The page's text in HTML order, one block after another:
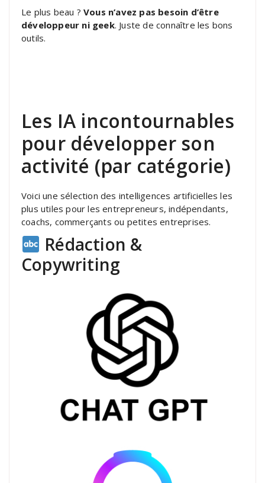
Le plus beau ? Vous n’avez pas besoin d’être
développeur ni geek. Juste de connaître les bons
outils.
Les IA incontournables
pour développer son
activité (par catégorie)
Voici une sélection des intelligences artificielles les
plus utiles pour les entrepreneurs, indépendants,
coachs, commerçants ou petites entreprises.
Rédaction &
Copywriting